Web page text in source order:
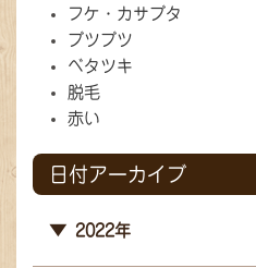
フケ・カサブタ
ブツブツ
ベタツキ
脱毛
赤い
日付アーカイブ
2022年